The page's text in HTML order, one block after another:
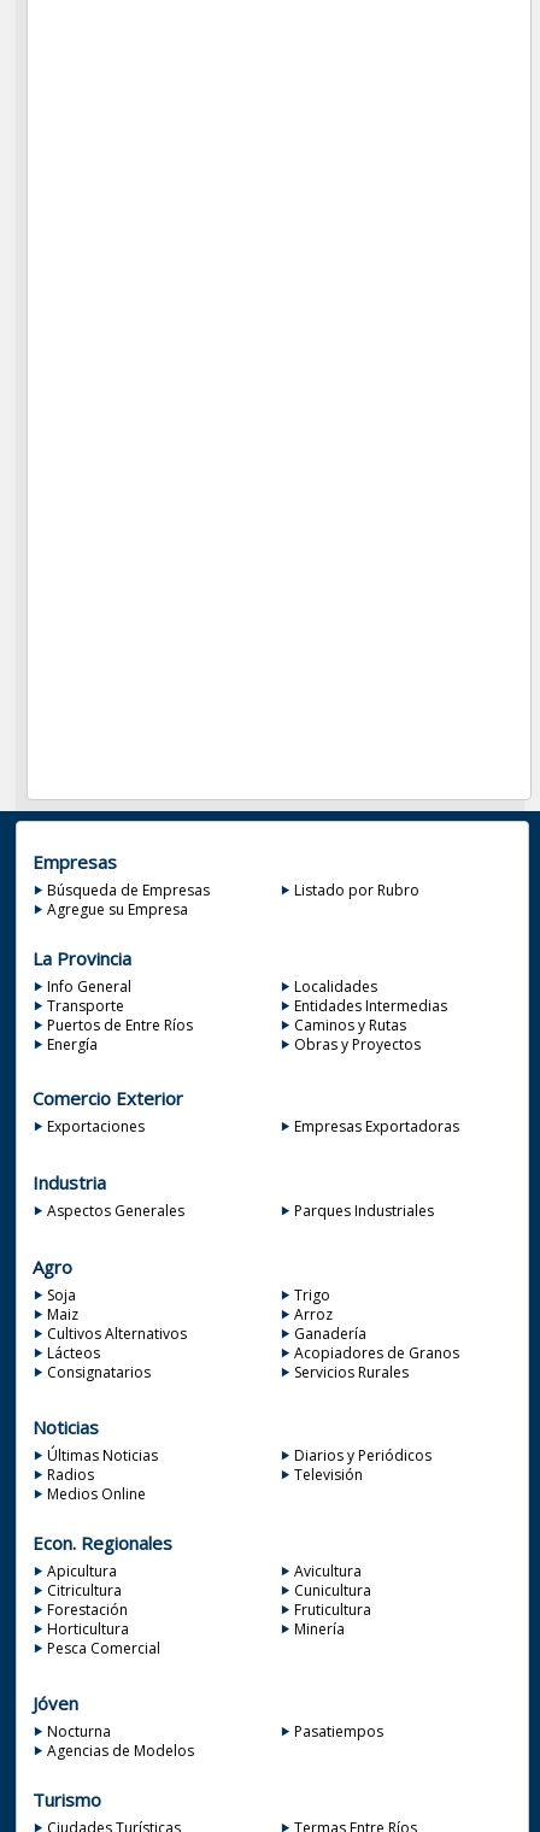
Empresas
Búsqueda de Empresas
Listado por Rubro
Agregue su Empresa
La Provincia
Info General
Localidades
Transporte
Entidades Intermedias
Puertos de Entre Ríos
Caminos y Rutas
Energía
Obras y Proyectos
Comercio Exterior
Exportaciones Empresas Exportadoras
Industria
Aspectos Generales Parques Industriales
Agro
Soja
Trigo
Maiz
Arroz
Cultivos Alternativos
Ganadería
Lácteos
Acopiadores de Granos
Consignatarios
Servicios Rurales
Noticias
Últimas Noticias
Diarios y Periódicos
Radios
Televisión
Medios Online
Econ. Regionales
Apicultura
Avicultura
Citricultura
Cunicultura
Forestación
Fruticultura
Horticultura
Minería
Pesca Comercial
Jóven
Nocturna
Pasatiempos
Agencias de Modelos
Turismo
Ciudades Turísticas Termas Entre Ríos